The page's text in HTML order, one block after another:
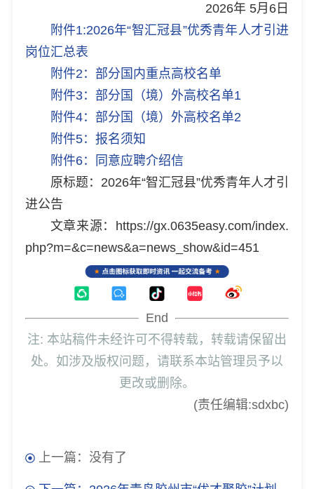
2026年 5月6日
附件1:2026年“智汇冠县”优秀青年人才引进
岗位汇总表
附件2：部分国内重点高校名单
附件3：部分国（境）外高校名单1
附件4：部分国（境）外高校名单2
附件5：报名须知
附件6：同意应聘介绍信
原标题：2026年“智汇冠县”优秀青年人才引
进公告
文章来源：https://gx.0635easy.com/index.
php?m=&c=news&a=news_show&id=451
End
注: 本站稿件未经许可不得转载，转载请保留出
处。如涉及版权问题，请联系本站管理员予以
更改或删除。
(责任编辑:sdxbc)
上一篇：没有了